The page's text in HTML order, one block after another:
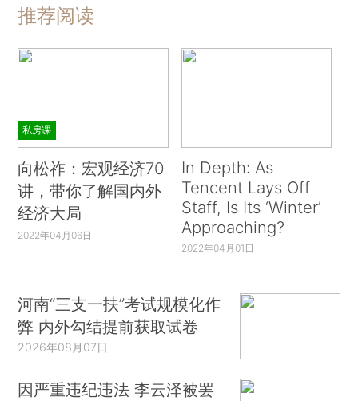
推荐阅读
私房课
向松祚：宏观经济70
讲，带你了解国内外
经济大局
2022年04月06日
In Depth: As
Tencent Lays Off
Staff, Is Its ‘Winter’
Approaching?
2022年04月01日
河南“三支一扶”考试规模化作
弊 内外勾结提前获取试卷
2026年08月07日
因严重违纪违法 李云泽被罢